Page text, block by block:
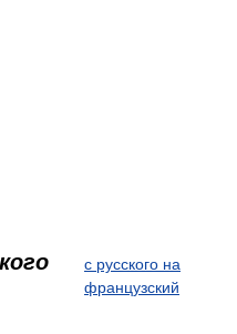
с русского на
французский